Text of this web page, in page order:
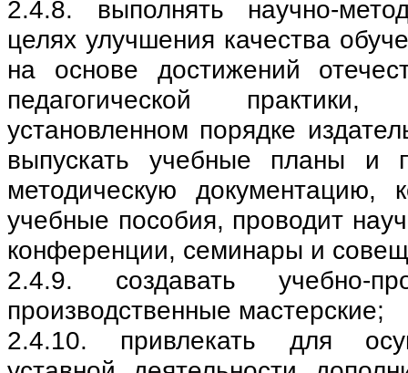
2.4.8. выполнять научно-
целях улучшения качества
на основе достижений
педагогической
установленном порядке
выпускать учебные планы и
методическую документацию,
учебные пособия, проводит
конференции, семинары и
2.4.9. создавать учебно-
производственные мастерские;
2.4.10. привлекать для